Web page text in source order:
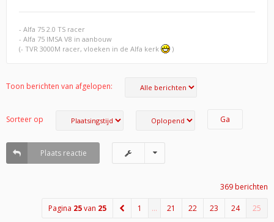
- Alfa 75 2.0 TS racer
- Alfa 75 IMSA V8 in aanbouw
(- TVR 3000M racer, vloeken in de Alfa kerk
)
Toon berichten van afgelopen:
Sorteer op
Plaats reactie
369 berichten
Pagina 25van 25 1 … 21 22 23 24 25